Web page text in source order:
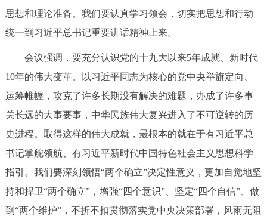
参与调查 在线访谈 图说互动
北京概况 十六区概览 人文北京
绿色北京 图说北京 视频北京
多语种
ENGLISH 한국어 日本語
DEUTSCH FRANÇAIS РУССКИЙ ЯЗЫК
思想和理论准备。我们要认真学习领会，切实把思想和行动
统一到习近平总书记重要讲话精神上来。
会议强调，要充分认识党的十九大以来5年成就、新时代
10年的伟大变革。以习近平同志为核心的党中央举旗定向、
运筹帷幄，攻克了许多长期没有解决的难题，办成了许多事
关长远的大事要事，中华民族伟大复兴进入了不可逆转的历
史进程。取得这样的伟大成就，最根本的就在于有习近平总
书记掌舵领航、有习近平新时代中国特色社会主义思想科学
指引。我们要深刻领悟“两个确立”决定性意义，更加自觉地坚
持和捍卫“两个确立”，增强“四个意识”、坚定“四个自信”、做
到“两个维护”，不折不扣贯彻落实党中央决策部署，风雨无阻